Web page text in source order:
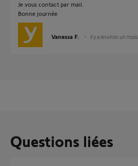
Je vous contact par mail.
Bonne journée
Vanessa F. il y a environ un mois
Questions liées